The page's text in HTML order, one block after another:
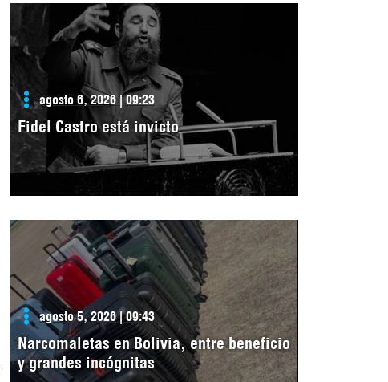
agosto 6, 2026 | 09:23
Fidel Castro está invicto
agosto 5, 2026 | 09:43
Narcomaletas en Bolivia, entre beneficio
y grandes incógnitas